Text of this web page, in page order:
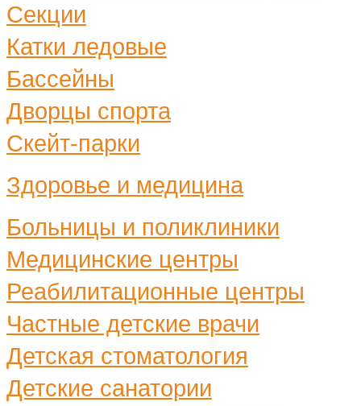
Секции
Катки ледовые
Бассейны
Дворцы спорта
Скейт-парки
Здоровье и медицина
Больницы и поликлиники
Медицинские центры
Реабилитационные центры
Частные детские врачи
Детская стоматология
Детские санатории